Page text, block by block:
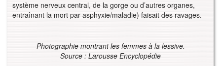
système nerveux central, de la gorge ou d’autres organes,
entraînant la mort par asphyxie/maladie) faisait des ravages.
Photographie montrant les femmes à la lessive.
Source : Larousse Encyclopédie